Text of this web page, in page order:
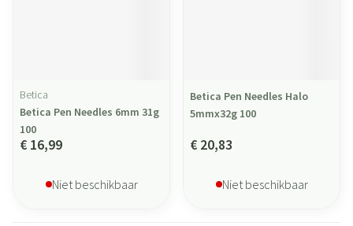
Betica
Betica Pen Needles 6mm 31g
100
€ 16,99
Niet beschikbaar
Betica Pen Needles Halo
5mmx32g 100
€ 20,83
Niet beschikbaar